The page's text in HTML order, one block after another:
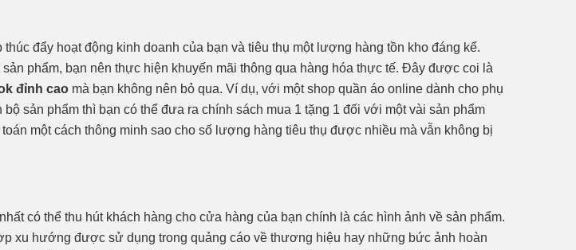
đẩy hoạt động kinh doanh của bạn và tiêu thụ một lượng hàng tồn kho đáng kể.
phẩm, bạn nên thực hiện khuyến mãi thông qua hàng hóa thực tế. Đây được coi là
đỉnh cao mà bạn không nên bỏ qua. Ví dụ, với một shop quần áo online dành cho phụ
sản phẩm thì bạn có thể đưa ra chính sách mua 1 tặng 1 đối với một vài sản phẩm
một cách thông minh sao cho số lượng hàng tiêu thụ được nhiều mà vẫn không bị
có thể thu hút khách hàng cho cửa hàng của bạn chính là các hình ảnh về sản phẩm.
xu hướng được sử dụng trong quảng cáo về thương hiệu hay những bức ảnh hoàn